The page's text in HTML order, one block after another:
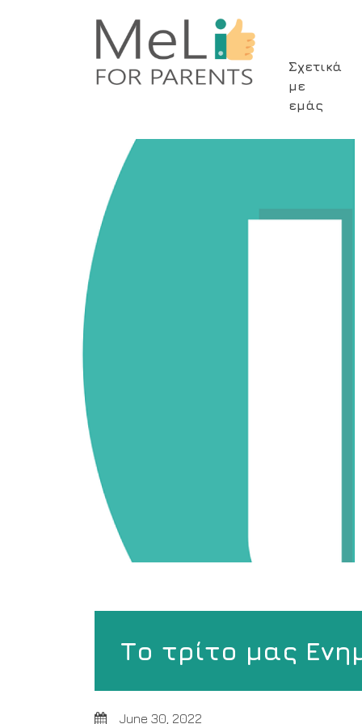
Main
Σχετικά
με
εμάς
Το τρίτο μας
June 30, 2022